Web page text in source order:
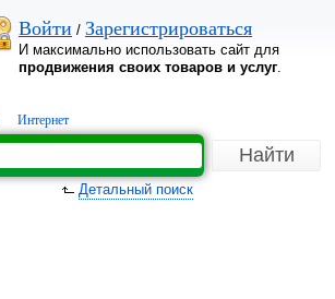
Войти / Зарегистрироваться
И максимально использовать сайт для
продвижения своих товаров и услуг.
Интернет
Детальный поиск